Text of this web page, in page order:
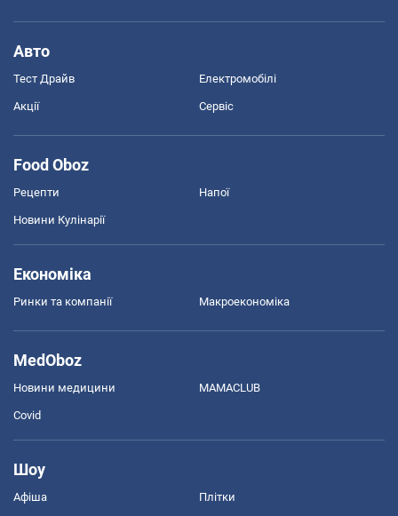
Авто
Тест Драйв Електромобілі
Акції Сервіс
Food Oboz
Рецепти Напої
Новини Кулінарії
Економіка
Ринки та компанії Макроекономіка
MedOboz
Новини медицини MAMACLUB
Covid
Шоу
Афіша Плітки